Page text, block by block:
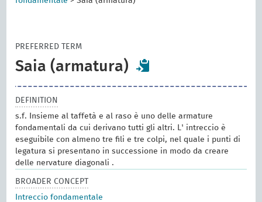
PREFERRED TERM
Saia (armatura)
DEFINITION
s.f. Insieme al taffetà e al raso è uno delle armature
fondamentali da cui derivano tutti gli altri. L' intreccio è
eseguibile con almeno tre fili e tre colpi, nel quale i punti di
legatura si presentano in successione in modo da creare
delle nervature diagonali .
BROADER CONCEPT
Intreccio fondamentale